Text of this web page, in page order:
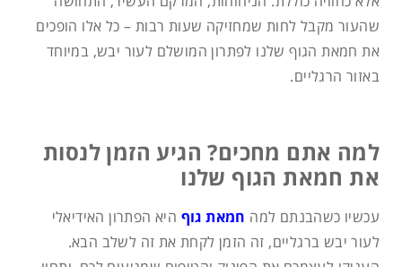
שהעור מקבל לחות שמחזיקה שעות רבות – כל אלו הופכים
את חמאת הגוף שלנו לפתרון המושלם לעור יבש, במיוחד
באזור הרגליים.
למה אתם מחכים? הגיע הזמן לנסות
את חמאת הגוף שלנו
עכשיו כשהבנתם למה חמאת גוף היא הפתרון האידיאלי
לעור יבש ברגליים, זה הזמן לקחת את זה לשלב הבא.